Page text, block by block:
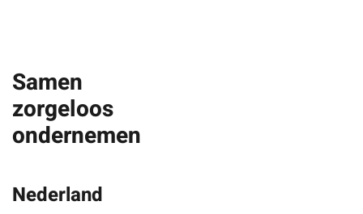
Samen
zorgeloos
ondernemen
Nederland